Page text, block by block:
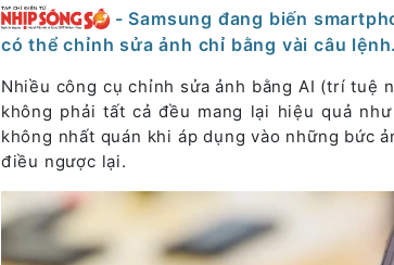
- Samsung đang biến
có thể chỉnh sửa ảnh chỉ bằng vài câu lệnh.
Nhiều công cụ chỉnh sửa ảnh bằng AI (trí tuệ
không phải tất cả đều mang lại hiệu quả
không nhất quán khi áp dụng vào những bức
điều ngược lại.